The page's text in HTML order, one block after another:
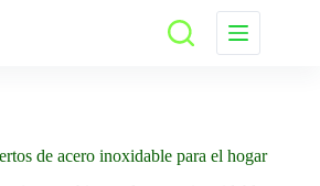
de acero inoxidable para el hogar